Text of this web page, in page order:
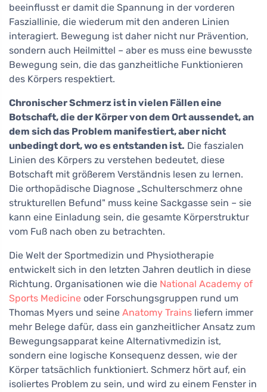
beeinflusst er damit die Spannung in der vorderen
Fasziallinie, die wiederum mit den anderen Linien
interagiert. Bewegung ist daher nicht nur Prävention,
sondern auch Heilmittel – aber es muss eine bewusste
Bewegung sein, die das ganzheitliche Funktionieren
des Körpers respektiert.
Chronischer Schmerz ist in vielen Fällen eine
Botschaft, die der Körper von dem Ort aussendet, an
dem sich das Problem manifestiert, aber nicht
unbedingt dort, wo es entstanden ist. Die faszialen
Linien des Körpers zu verstehen bedeutet, diese
Botschaft mit größerem Verständnis lesen zu lernen.
Die orthopädische Diagnose „Schulterschmerz ohne
strukturellen Befund" muss keine Sackgasse sein – sie
kann eine Einladung sein, die gesamte Körperstruktur
vom Fuß nach oben zu betrachten.
Die Welt der Sportmedizin und Physiotherapie
entwickelt sich in den letzten Jahren deutlich in diese
Richtung. Organisationen wie die National Academy of
Sports Medicine oder Forschungsgruppen rund um
Thomas Myers und seine Anatomy Trains liefern immer
mehr Belege dafür, dass ein ganzheitlicher Ansatz zum
Bewegungsapparat keine Alternativmedizin ist,
sondern eine logische Konsequenz dessen, wie der
Körper tatsächlich funktioniert. Schmerz hört auf, ein
isoliertes Problem zu sein, und wird zu einem Fenster in